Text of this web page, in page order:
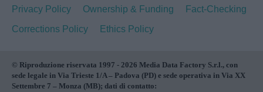
Privacy Policy
Ownership & Funding
Fact-Checking
Corrections Policy
Ethics Policy
© Riproduzione riservata 1997 - 2026 Media Data Factory S.r.l., con
sede legale in Via Trieste 1/A – Padova (PD) e sede operativa in Via XX
Settembre 7 – Monza (MB); dati di contatto: